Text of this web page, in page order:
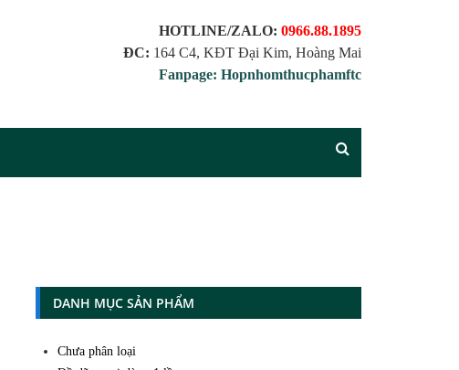
HOTLINE/ZALO: 0966.88.1895
ĐC: 164 C4, KĐT Đại Kim, Hoàng Mai
Fanpage: Hopnhomthucphamftc
DANH MỤC SẢN PHẨM
Chưa phân loại